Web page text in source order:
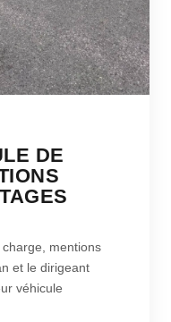
DE
mentions
et le dirigeant
véhicule